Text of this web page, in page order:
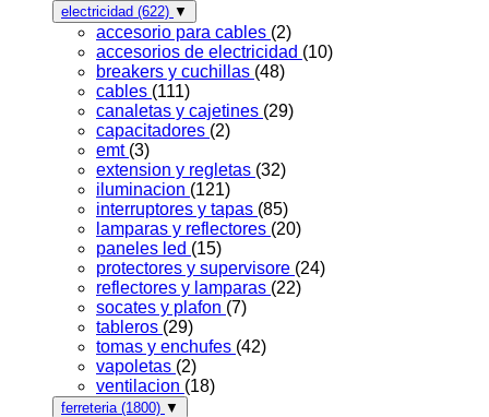
electricidad (622) ▼
accesorio para cables (2)
accesorios de electricidad (10)
breakers y cuchillas (48)
cables (111)
canaletas y cajetines (29)
capacitadores (2)
emt (3)
extension y regletas (32)
iluminacion (121)
interruptores y tapas (85)
lamparas y reflectores (20)
paneles led (15)
protectores y supervisore (24)
reflectores y lamparas (22)
socates y plafon (7)
tableros (29)
tomas y enchufes (42)
vapoletas (2)
ventilacion (18)
ferreteria (1800) ▼